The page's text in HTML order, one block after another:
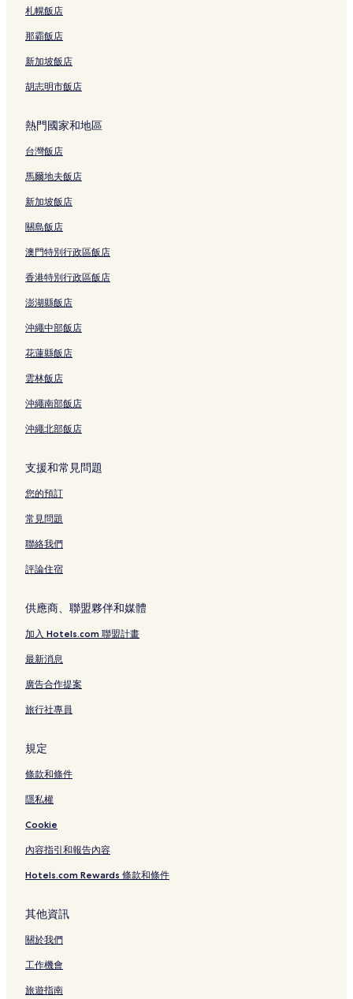
札幌飯店
那霸飯店
新加坡飯店
胡志明市飯店
熱門國家和地區
台灣飯店
馬爾地夫飯店
新加坡飯店
關島飯店
澳門特別行政區飯店
香港特別行政區飯店
澎湖縣飯店
沖繩中部飯店
花蓮縣飯店
雲林飯店
沖繩南部飯店
沖繩北部飯店
支援和常見問題
您的預訂
常見問題
聯絡我們
評論住宿
供應商、聯盟夥伴和媒體
加入 Hotels.com 聯盟計畫
最新消息
廣告合作提案
旅行社專員
規定
條款和條件
隱私權
Cookie
內容指引和報告內容
Hotels.com Rewards 條款和條件
其他資訊
關於我們
工作機會
旅遊指南